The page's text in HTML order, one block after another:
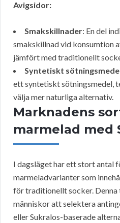
Avigsidor:
Smakskillnader: En del
smakskillnad vid konsumtion
jämfört med traditionellt
Syntetiskt
ett syntetiskt sötningsmedel,
välja mer naturliga alternativ.
Marknadens
marmelad med
I dagsläget har ett stort antal
marmeladvarianter som
för traditionellt socker.
människor att selektera
eller Sukralos-baserade